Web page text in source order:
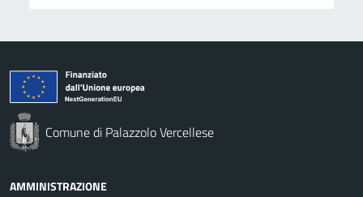
Comune di Palazzolo Vercellese
AMMINISTRAZIONE